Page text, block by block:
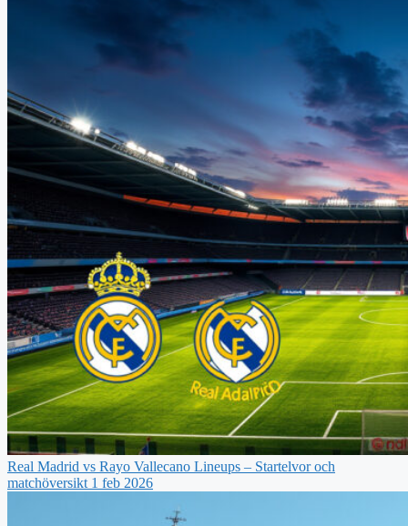
Real Madrid vs Rayo Vallecano Lineups – Startelvor och
matchöversikt 1 feb 2026